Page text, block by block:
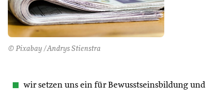
© Pixabay /Andrys Stienstra
wir setzen uns ein für Bewusstseinsbildung und